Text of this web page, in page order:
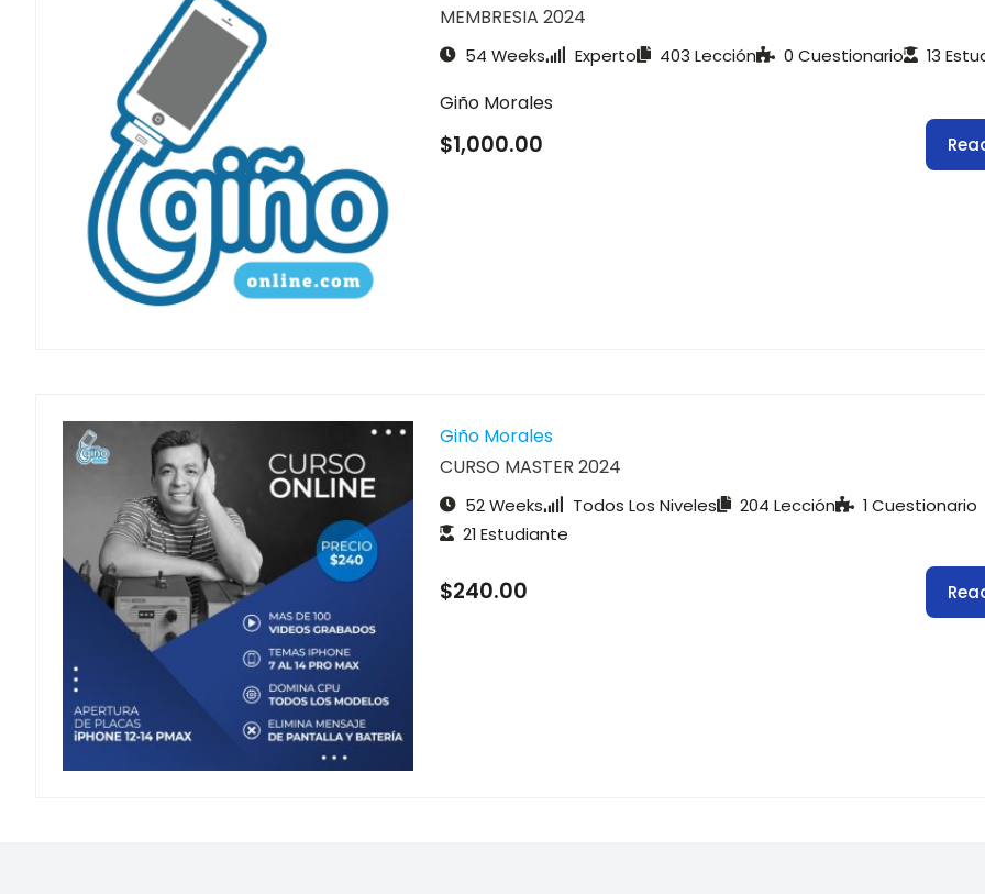
MEMBRESIA 2024
54 Weeks Experto 403 Lección 0 Cuestionario 13
Giño Morales
$1,000.00
Giño Morales
CURSO MASTER 2024
52 Weeks Todos Los Niveles 204 Lección
1 Cuestionario
21 Estudiante
$240.00